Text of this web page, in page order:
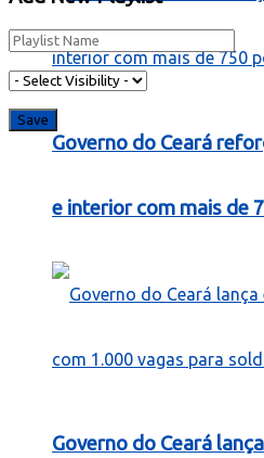
Governo do Ceará
e interior com mais de
Governo do Ceará